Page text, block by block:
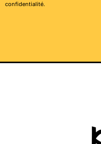
confidentialité.